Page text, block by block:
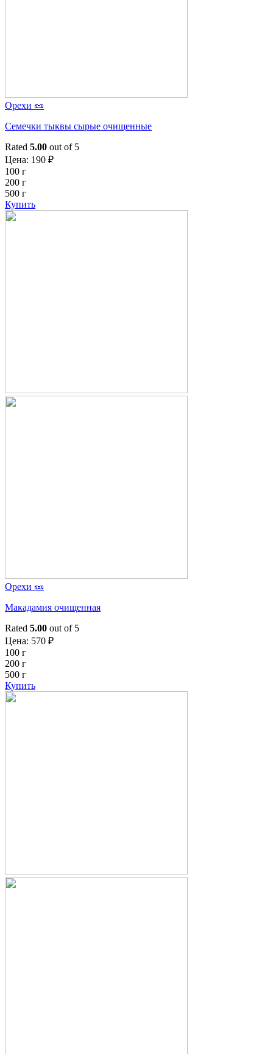
Орехи 🥜
Семечки тыквы сырые очищенные
Rated 5.00 out of 5
Цена: 190 ₽
100 г
200 г
500 г
Купить
Орехи 🥜
Макадамия очищенная
Rated 5.00 out of 5
Цена: 570 ₽
100 г
200 г
500 г
Купить